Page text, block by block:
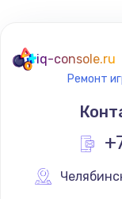
iq-console.ru
Ремонт